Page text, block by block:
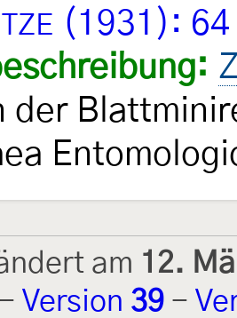
(1931): 64
der
am 12.
- Version 39 -